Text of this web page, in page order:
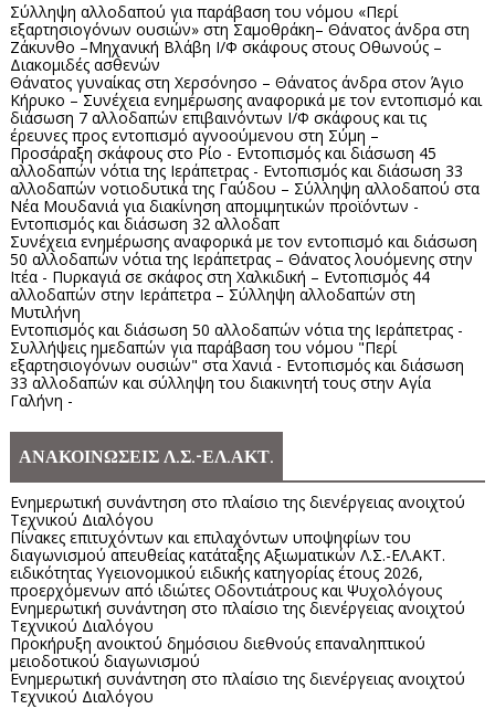
Σύλληψη αλλοδαπού για παράβαση του νόμου «Περί
εξαρτησιογόνων ουσιών» στη Σαμοθράκη– Θάνατος άνδρα στη
Ζάκυνθο –Μηχανική Βλάβη Ι/Φ σκάφους στους Οθωνούς –
Διακομιδές ασθενών
Θάνατος γυναίκας στη Χερσόνησο – Θάνατος άνδρα στον Άγιο
Κήρυκο – Συνέχεια ενημέρωσης αναφορικά με τον εντοπισμό και
διάσωση 7 αλλοδαπών επιβαινόντων Ι/Φ σκάφους και τις
έρευνες προς εντοπισμό αγνοούμενου στη Σύμη –
Προσάραξη σκάφους στο Ρίο - Εντοπισμός και διάσωση 45
αλλοδαπών νότια της Ιεράπετρας - Εντοπισμός και διάσωση 33
αλλοδαπών νοτιοδυτικά της Γαύδου – Σύλληψη αλλοδαπού στα
Νέα Μουδανιά για διακίνηση απομιμητικών προϊόντων -
Εντοπισμός και διάσωση 32 αλλοδαπ
Συνέχεια ενημέρωσης αναφορικά με τον εντοπισμό και διάσωση
50 αλλοδαπών νότια της Ιεράπετρας – Θάνατος λουόμενης στην
Ιτέα - Πυρκαγιά σε σκάφος στη Χαλκιδική – Εντοπισμός 44
αλλοδαπών στην Ιεράπετρα – Σύλληψη αλλοδαπών στη
Μυτιλήνη
Εντοπισμός και διάσωση 50 αλλοδαπών νότια της Ιεράπετρας -
Συλλήψεις ημεδαπών για παράβαση του νόμου "Περί
εξαρτησιογόνων ουσιών" στα Χανιά - Εντοπισμός και διάσωση
33 αλλοδαπών και σύλληψη του διακινητή τους στην Αγία
Γαλήνη -
ΑΝΑΚΟΙΝΩΣΕΙΣ Λ.Σ.-ΕΛ.ΑΚΤ.
Ενημερωτική συνάντηση στο πλαίσιο της διενέργειας ανοιχτού
Τεχνικού Διαλόγου
Πίνακες επιτυχόντων και επιλαχόντων υποψηφίων του
διαγωνισμού απευθείας κατάταξης Αξιωματικών Λ.Σ.-ΕΛ.ΑΚΤ.
ειδικότητας Υγειονομικού ειδικής κατηγορίας έτους 2026,
προερχόμενων από ιδιώτες Οδοντιάτρους και Ψυχολόγους
Ενημερωτική συνάντηση στο πλαίσιο της διενέργειας ανοιχτού
Τεχνικού Διαλόγου
Προκήρυξη ανοικτού δημόσιου διεθνούς επαναληπτικού
μειοδοτικού διαγωνισμού
Ενημερωτική συνάντηση στο πλαίσιο της διενέργειας ανοιχτού
Τεχνικού Διαλόγου